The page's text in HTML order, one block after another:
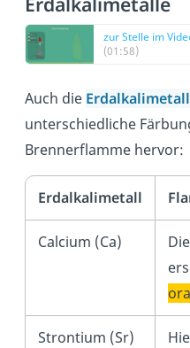
zur Stelle im
(01:58)
Auch die
unterschiedliche
Brennerflamme hervor:
Erdalkalimetall
Calcium (Ca)
Strontium (Sr)